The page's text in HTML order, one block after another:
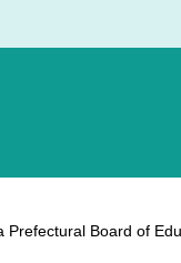
Prefectural Board of